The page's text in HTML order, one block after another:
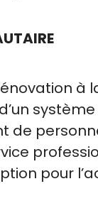
à
de
pour